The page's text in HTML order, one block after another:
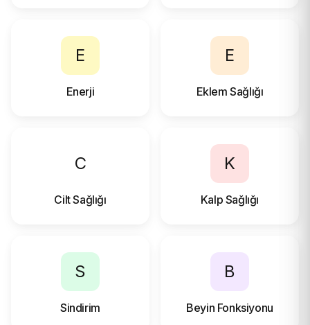
E
Enerji
E
Eklem Sağlığı
C
Cilt Sağlığı
K
Kalp Sağlığı
S
Sindirim
B
Beyin Fonksiyonu